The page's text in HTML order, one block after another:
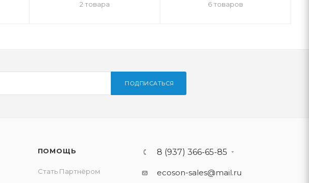
2 товара 6 товаров
ПОДПИСАТЬСЯ
ПОМОЩЬ
Стать Партнёром
8 (937) 366-65-85
ecoson-sales@mail.ru